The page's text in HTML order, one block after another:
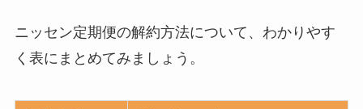
ニッセン定期便の解約方法について、わかりやす
く表にまとめてみましょう。